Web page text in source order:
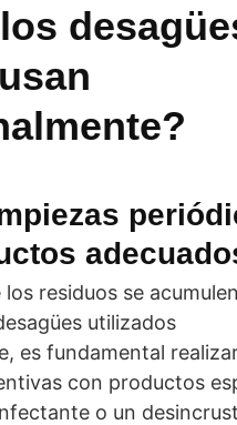
residuos se
utilizados
es fundamental
con productos
o un